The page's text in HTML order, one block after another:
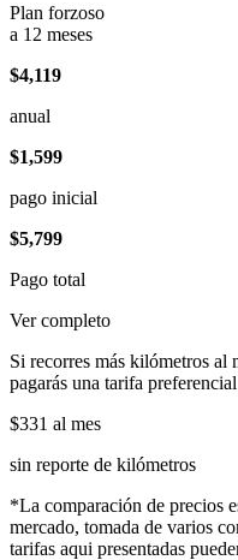
Plan forzoso
a 12 meses
$4,119
anual
$1,599
pago inicial
$5,799
Pago total
Ver completo
Si recorres más kilómetros al
pagarás una tarifa
$331 al mes
sin reporte de kilómetros
*La comparación de precios
mercado, tomada de varios
tarifas aqui presentadas